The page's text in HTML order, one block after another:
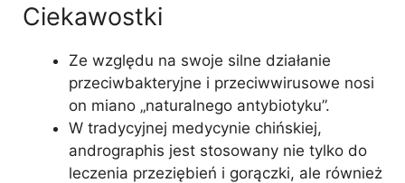
Ciekawostki
Ze względu na swoje silne działanie
przeciwbakteryjne i przeciwwirusowe nosi
on miano „naturalnego antybiotyku”.
W tradycyjnej medycynie chińskiej,
andrographis jest stosowany nie tylko do
leczenia przeziębień i gorączki, ale również